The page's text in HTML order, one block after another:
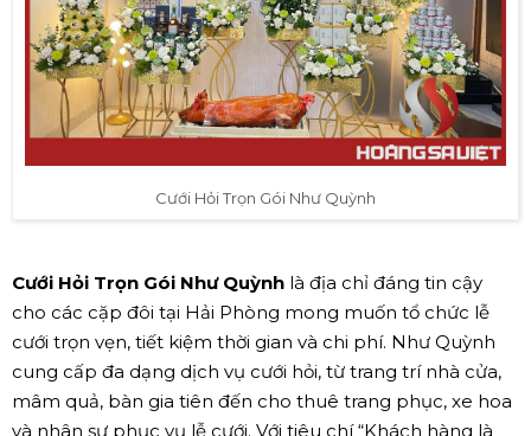
Cưới Hỏi Trọn Gói Như Quỳnh
Cưới Hỏi Trọn Gói Như Quỳnh là địa chỉ đáng tin cậy
cho các cặp đôi tại Hải Phòng mong muốn tổ chức lễ
cưới trọn vẹn, tiết kiệm thời gian và chi phí. Như Quỳnh
cung cấp đa dạng dịch vụ cưới hỏi, từ trang trí nhà cửa,
mâm quả, bàn gia tiên đến cho thuê trang phục, xe hoa
và nhân sự phục vụ lễ cưới. Với tiêu chí “Khách hàng là